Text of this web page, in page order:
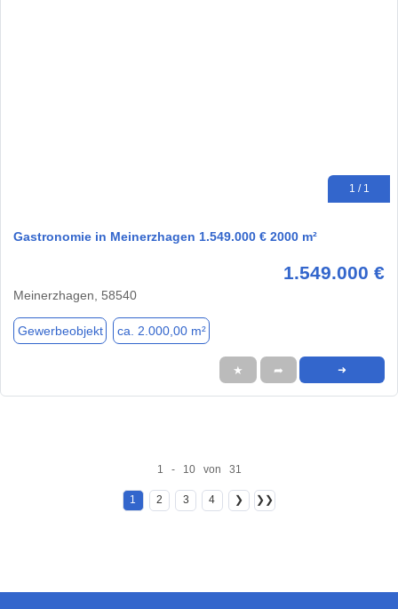
1 / 1
Gastronomie in Meinerzhagen 1.549.000 € 2000 m²
1.549.000 €
Meinerzhagen, 58540
Gewerbeobjekt ca. 2.000,00 m²
★ ➦ ➜
1 - 10 von 31
1 2 3 4 ❯ ❯❯